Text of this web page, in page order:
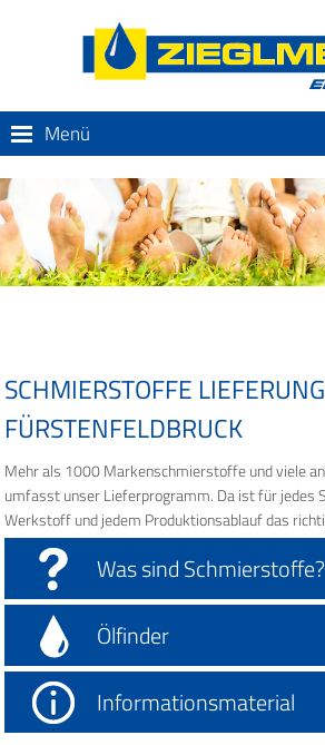
Menü
SCHMIERSTOFFE
FÜRSTENFELDBRUCK
Mehr als 1000 Markenschmierstoffe und viele
umfasst unser Lieferprogramm. Da ist für jedes
Werkstoff und jedem Produktionsablauf das
Was sind Schmierstoffe?
Ölfinder
Informationsmaterial